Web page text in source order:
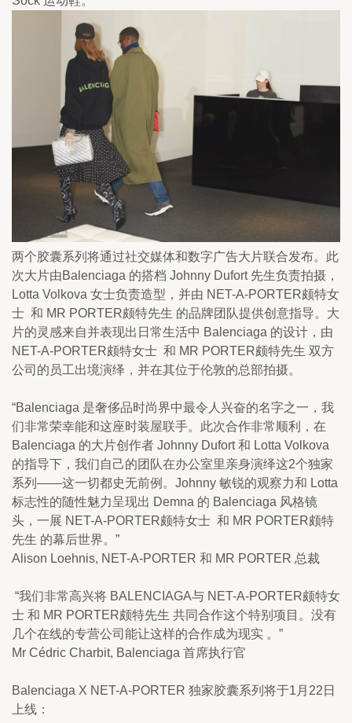
两个胶囊系列将通过社交媒体和数字广告大片联合发布。此
次大片由Balenciaga 的搭档 Johnny Dufort 先生负责拍摄，
Lotta Volkova 女士负责造型，并由 NET-A-PORTER颇特女
士  和 MR PORTER颇特先生 的品牌团队提供创意指导。大
片的灵感来自并表现出日常生活中 Balenciaga 的设计，由
NET-A-PORTER颇特女士  和 MR PORTER颇特先生 双方
公司的员工出境演绎，并在其位于伦敦的总部拍摄。
“Balenciaga 是奢侈品时尚界中最令人兴奋的名字之一，我
们非常荣幸能和这座时装屋联手。此次合作非常顺利，在
Balenciaga 的大片创作者 Johnny Dufort 和 Lotta Volkova
的指导下，我们自己的团队在办公室里亲身演绎这2个独家
系列——这一切都史无前例。Johnny 敏锐的观察力和 Lotta
标志性的随性魅力呈现出 Demna 的 Balenciaga 风格镜
头，一展 NET-A-PORTER颇特女士  和 MR PORTER颇特
先生 的幕后世界。”
Alison Loehnis, NET-A-PORTER 和 MR PORTER 总裁
“我们非常高兴将 BALENCIAGA与 NET-A-PORTER颇特女
士 和 MR PORTER颇特先生 共同合作这个特别项目。没有
几个在线的专营公司能让这样的合作成为现实 。”
Mr Cédric Charbit, Balenciaga 首席执行官
Balenciaga X NET-A-PORTER 独家胶囊系列将于1月22日
上线：